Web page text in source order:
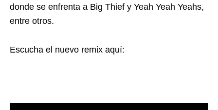
donde se enfrenta a Big Thief y Yeah Yeah Yeahs,
entre otros.
Escucha el nuevo remix aquí: